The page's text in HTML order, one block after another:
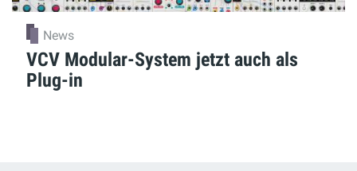
News
VCV Modular-System jetzt auch als
Plug-in